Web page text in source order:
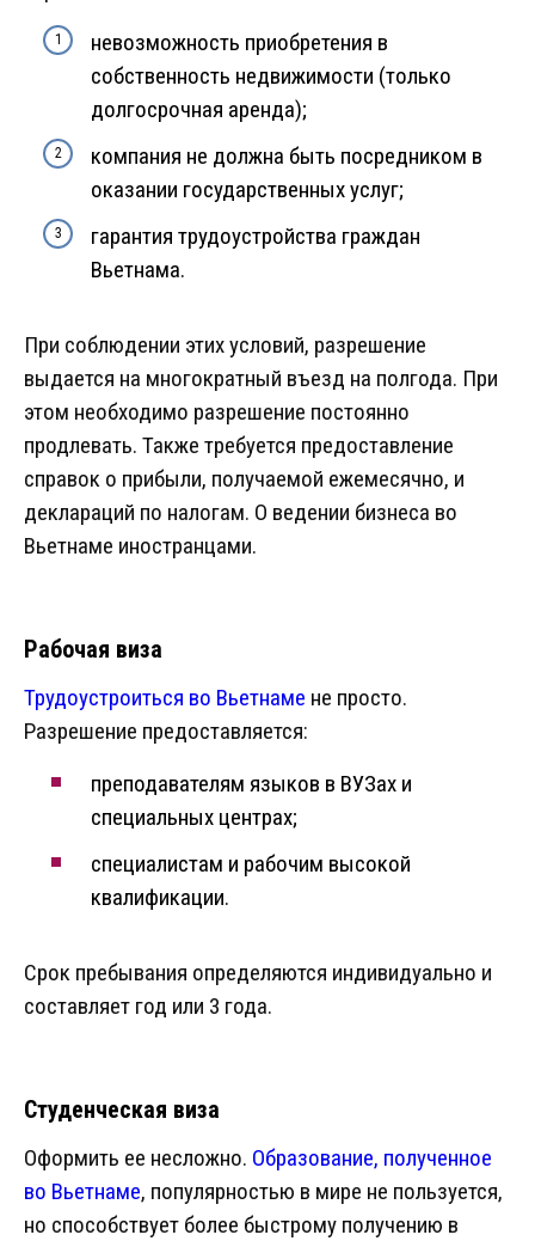
невозможность приобретения в
собственность недвижимости (только
долгосрочная аренда);
компания не должна быть посредником в
оказании государственных услуг;
гарантия трудоустройства граждан
Вьетнама.
При соблюдении этих условий, разрешение
выдается на многократный въезд на полгода. При
этом необходимо разрешение постоянно
продлевать. Также требуется предоставление
справок о прибыли, получаемой ежемесячно, и
деклараций по налогам. О ведении бизнеса во
Вьетнаме иностранцами.
Рабочая виза
Трудоустроиться во Вьетнаме не просто.
Разрешение предоставляется:
преподавателям языков в ВУЗах и
специальных центрах;
специалистам и рабочим высокой
квалификации.
Срок пребывания определяются индивидуально и
составляет год или 3 года.
Студенческая виза
Оформить ее несложно. Образование, полученное
во Вьетнаме, популярностью в мире не пользуется,
но способствует более быстрому получению в